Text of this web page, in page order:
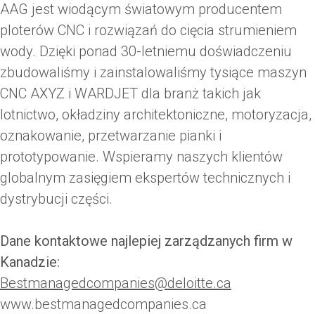
AAG jest wiodącym światowym producentem
ploterów CNC i rozwiązań do cięcia strumieniem
wody. Dzięki ponad 30-letniemu doświadczeniu
zbudowaliśmy i zainstalowaliśmy tysiące maszyn
CNC AXYZ i WARDJET dla branż takich jak
lotnictwo, okładziny architektoniczne, motoryzacja,
oznakowanie, przetwarzanie pianki i
prototypowanie. Wspieramy naszych klientów
globalnym zasięgiem ekspertów technicznych i
dystrybucji części.
Dane kontaktowe najlepiej zarządzanych firm w
Kanadzie:
Bestmanagedcompanies@deloitte.ca
www.bestmanagedcompanies.ca